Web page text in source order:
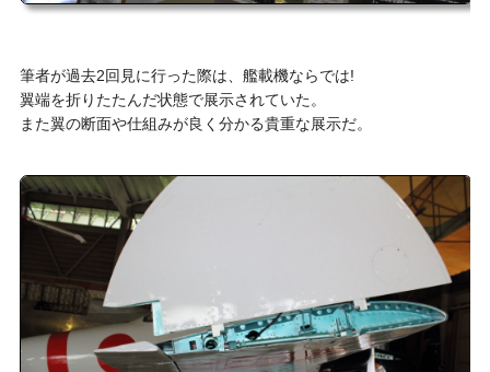
筆者が過去2回見に行った際は、艦載機ならでは!
翼端を折りたたんだ状態で展示されていた。
また翼の断面や仕組みが良く分かる貴重な展示だ。